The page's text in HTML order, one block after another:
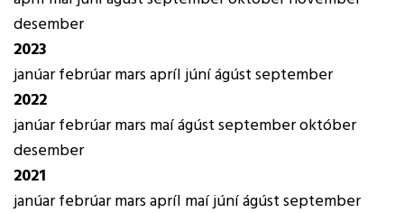
desember
2023
janúarfebrúarmarsapríljúníágústseptember
2022
janúarfebrúarmarsmaíágústseptemberoktóber
desember
2021
janúarfebrúarmarsapríl maíjúníágústseptember